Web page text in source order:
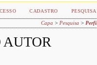
CADASTRO PESQUISA
Capa > Pesquisa >
AUTOR